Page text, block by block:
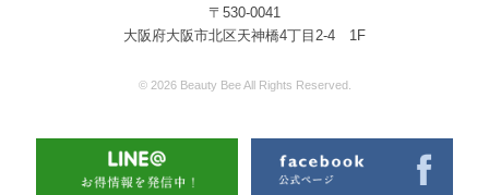
〒530-0041
大阪府大阪市北区天神橋4丁目2-4 1F
© 2026 Beauty Bee All Rights Reserved.